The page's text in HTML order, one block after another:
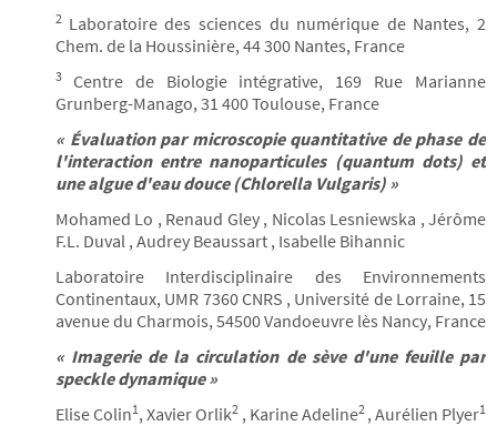
2 Laboratoire des sciences du numérique de Nantes, 2
Chem. de la Houssinière, 44 300 Nantes, France
3 Centre de Biologie intégrative, 169 Rue Marianne
Grunberg-Manago, 31 400 Toulouse, France
« Évaluation par microscopie quantitative de phase de
l'interaction entre nanoparticules (quantum dots) et
une algue d'eau douce (Chlorella Vulgaris) »
Mohamed Lo , Renaud Gley , Nicolas Lesniewska , Jérôme
F.L. Duval , Audrey Beaussart , Isabelle Bihannic
Laboratoire Interdisciplinaire des Environnements
Continentaux, UMR 7360 CNRS , Université de Lorraine, 15
avenue du Charmois, 54500 Vandoeuvre lès Nancy, France
« Imagerie de la circulation de sève d'une feuille par
speckle dynamique »
Elise Colin1, Xavier Orlik2 , Karine Adeline2 , Aurélien Plyer1